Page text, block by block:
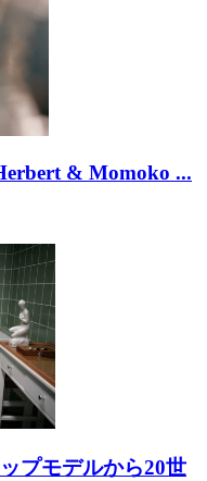
& Momoko ...
プモデルから20世